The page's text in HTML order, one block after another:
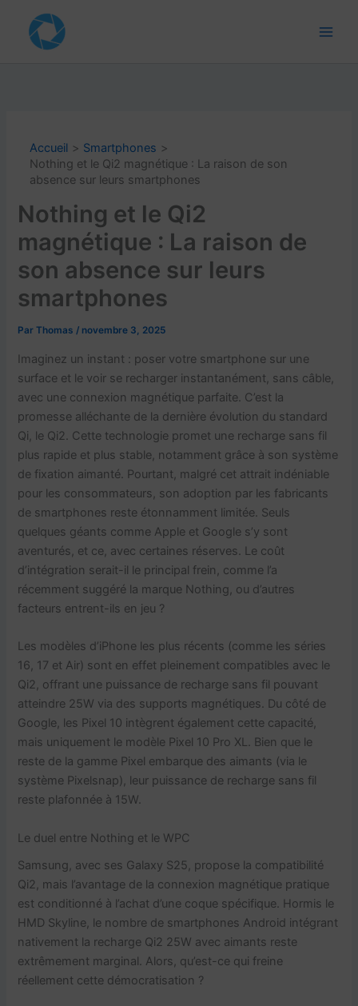
contenu
Accueil
Smartphones
Nothing et le Qi2 magnétique : La raison de son
absence sur leurs smartphones
Nothing et le Qi2
magnétique : La raison de
son absence sur leurs
smartphones
ParThomas/ novembre 3, 2025
Imaginez un instant : poser votre smartphone sur une
surface et le voir se recharger instantanément, sans câble,
avec une connexion magnétique parfaite. C’est la
promesse alléchante de la dernière évolution du standard
Qi, le Qi2. Cette technologie promet une recharge sans fil
plus rapide et plus stable, notamment grâce à son système
de fixation aimanté. Pourtant, malgré cet attrait indéniable
pour les consommateurs, son adoption par les fabricants
de smartphones reste étonnamment limitée. Seuls
quelques géants comme Apple et Google s’y sont
aventurés, et ce, avec certaines réserves. Le coût
d’intégration serait-il le principal frein, comme l’a
récemment suggéré la marque Nothing, ou d’autres
facteurs entrent-ils en jeu ?
Les modèles d’iPhone les plus récents (comme les séries
16, 17 et Air) sont en effet pleinement compatibles avec le
Qi2, offrant une puissance de recharge sans fil pouvant
atteindre 25W via des supports magnétiques. Du côté de
Google, les Pixel 10 intègrent également cette capacité,
mais uniquement le modèle Pixel 10 Pro XL. Bien que le
reste de la gamme Pixel embarque des aimants (via le
système Pixelsnap), leur puissance de recharge sans fil
reste plafonnée à 15W.
Le duel entre Nothing et le WPC
Samsung, avec ses Galaxy S25, propose la compatibilité
Qi2, mais l’avantage de la connexion magnétique pratique
est conditionné à l’achat d’une coque spécifique. Hormis le
HMD Skyline, le nombre de smartphones Android intégrant
nativement la recharge Qi2 25W avec aimants reste
extrêmement marginal. Alors, qu’est-ce qui freine
réellement cette démocratisation ?